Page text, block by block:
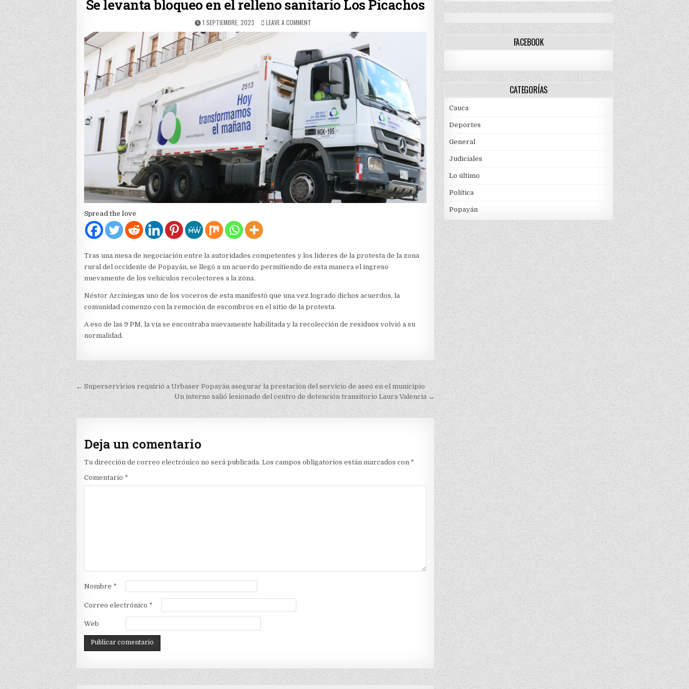
Se levanta bloqueo en el relleno sanitario Los Picachos
PUBLISHED
DATE:
1 SEPTIEMBRE, 2023 LEAVE A COMMENTON
BLOQUEO
EN
EL
RELLENO
SANITARIO
LOS
PICACHOS
Spread the love
Tras una mesa de negociación entre la autoridades competentes y los líderes de la protesta de la zona
rural del occidente de Popayán, se llegó a un acuerdo permitiendo de esta manera el ingreso
nuevamente de los vehículos recolectores a la zona.
Néstor Arciniegas uno de los voceros de esta manifestó que una vez logrado dichos acuerdos, la
comunidad comenzo con la remoción de escombros en el sitio de la protesta.
A eso de las 9 PM, la vía se encontraba nuevamente habilitada y la recolección de residuos volvió a su
normalidad.
Navegación
entradas
← Superservicios requirió a Urbaser Popayán asegurar la prestación del servicio de aseo en el municipio
Un interno salió lesionado del centro de detención transitorio Laura Valencia →
Deja un comentario
Tu dirección de correo electrónico no será publicada. Los campos obligatorios están marcados con *
Comentario *
Nombre *
Correo electrónico *
Web
FACEBOOK
CATEGORÍAS
Cauca
Deportes
General
Judiciales
Lo último
Política
Popayán